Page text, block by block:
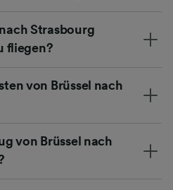
Strasbourg
fliegen?
von Brüssel nach
von Brüssel nach